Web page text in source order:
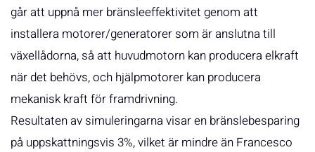
går att uppnå mer bränsleeffektivitet genom att
installera motorer/generatorer som är anslutna till
växellådorna, så att huvudmotorn kan producera elkraft
när det behövs, och hjälpmotorer kan producera
mekanisk kraft för framdrivning.
Resultaten av simuleringarna visar en bränslebesparing
på uppskattningsvis 3%, vilket är mindre än Francesco